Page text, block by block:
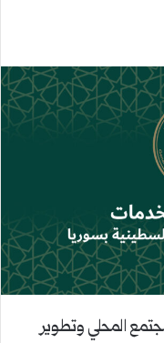
المحلي وتطوير